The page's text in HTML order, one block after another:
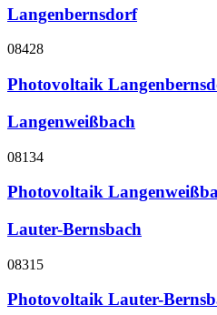
Langenbernsdorf
08428
Photovoltaik
Langenweißbach
08134
Photovoltaik
Lauter-Bernsbach
08315
Photovoltaik Lauter-